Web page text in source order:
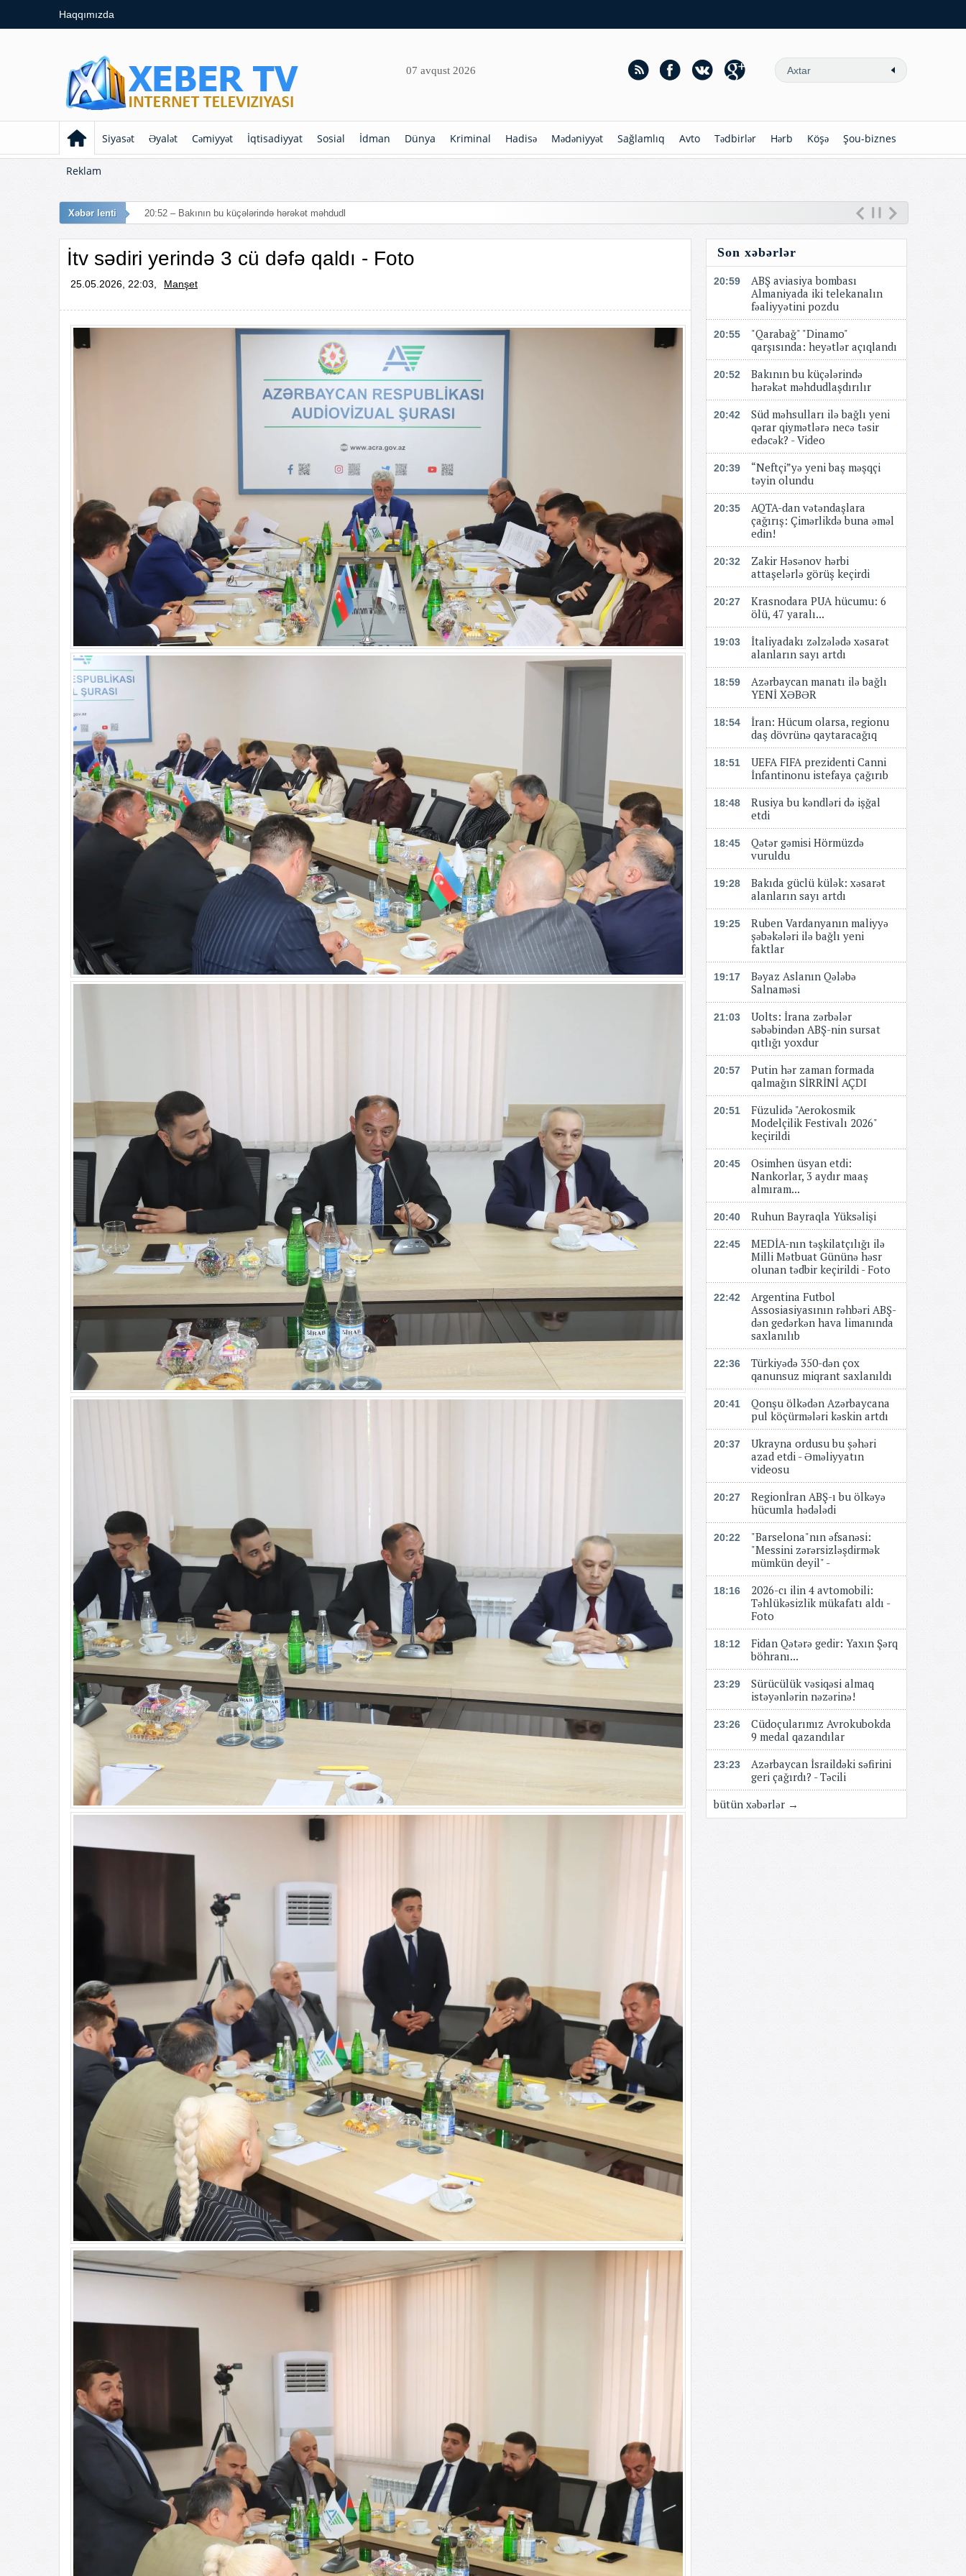
Haqqımızda
07 avqust 2026
Siyasət Əyalət Cəmiyyət İqtisadiyyat Sosial İdman Dünya Kriminal Hadisə Mədəniyyət Sağlamlıq Avto Tədbirlər Hərb Köşə Şou-biznes
Reklam
Xəbər lenti
İtv sədiri yerində 3 cü dəfə qaldı - Foto
25.05.2026, 22:03, Manşet
Son xəbərlər
20:59
ABŞ aviasiya bombası
Almaniyada iki telekanalın
fəaliyyətini pozdu
20:55
"Qarabağ" "Dinamo"
qarşısında: heyətlər açıqlandı
20:52
Bakının bu küçələrində
hərəkət məhdudlaşdırılır
20:42
Süd məhsulları ilə bağlı yeni
qərar qiymətlərə necə təsir
edəcək? - Video
20:39
“Neftçi”yə yeni baş məşqçi
təyin olundu
20:35
AQTA-dan vətəndaşlara
çağırış: Çimərlikdə buna əməl
edin!
20:32
Zakir Həsənov hərbi
attaşelərlə görüş keçirdi
20:27
Krasnodara PUA hücumu: 6
ölü, 47 yaralı...
19:03
İtaliyadakı zəlzələdə xəsarət
alanların sayı artdı
18:59
Azərbaycan manatı ilə bağlı
YENİ XƏBƏR
18:54
​​​​​​​İran: Hücum olarsa, regionu
daş dövrünə qaytaracağıq
18:51
UEFA FIFA prezidenti Canni
İnfantinonu istefaya çağırıb
18:48
Rusiya bu kəndləri də işğal
etdi
18:45
Qətər gəmisi Hörmüzdə
vuruldu
19:28
Bakıda güclü külək: xəsarət
alanların sayı artdı
19:25
Ruben Vardanyanın maliyyə
şəbəkələri ilə bağlı yeni
faktlar
19:17
Bəyaz Aslanın Qələbə
Salnaməsi
21:03
Uolts: İrana zərbələr
səbəbindən ABŞ-nin sursat
qıtlığı yoxdur
20:57
Putin hər zaman formada
qalmağın SİRRİNİ AÇDI
20:51
Füzulidə "Aerokosmik
Modelçilik Festivalı 2026"
keçirildi
20:45
Osimhen üsyan etdi:
Nankorlar, 3 aydır maaş
almıram...
20:40 Ruhun Bayraqla Yüksəlişi
22:45
MEDİA-nın təşkilatçılığı ilə
Milli Mətbuat Gününə həsr
olunan tədbir keçirildi - Foto
22:42
Argentina Futbol
Assosiasiyasının rəhbəri ABŞ-
dən gedərkən hava limanında
saxlanılıb
22:36
Türkiyədə 350-dən çox
qanunsuz miqrant saxlanıldı
20:41
Qonşu ölkədən Azərbaycana
pul köçürmələri kəskin artdı
20:37
Ukrayna ordusu bu şəhəri
azad etdi - Əməliyyatın
videosu
20:27
Regionİran ABŞ-ı bu ölkəyə
hücumla hədələdi
20:22
"Barselona"nın əfsanəsi:
"Messini zərərsizləşdirmək
mümkün deyil" -
18:16
2026-cı ilin 4 avtomobili:
Təhlükəsizlik mükafatı aldı -
Foto
18:12
Fidan Qətərə gedir: Yaxın Şərq
böhranı...
23:29
Sürücülük vəsiqəsi almaq
istəyənlərin nəzərinə!
23:26
Cüdoçularımız Avrokubokda
9 medal qazandılar
23:23
Azərbaycan İsraildəki səfirini
geri çağırdı? - Təcili
bütün xəbərlər →